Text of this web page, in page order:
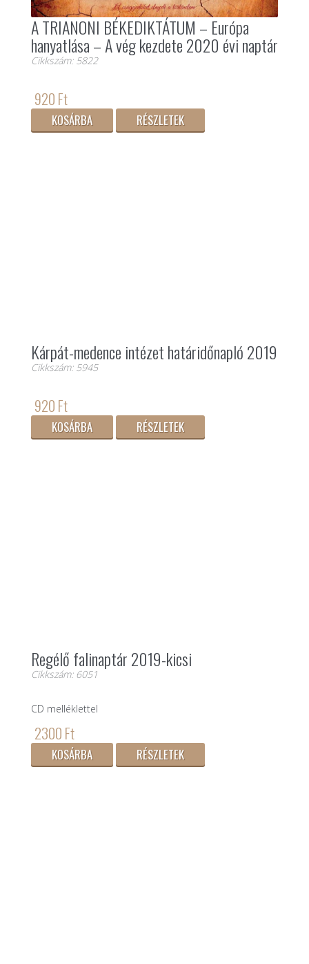
A TRIANONI BÉKEDIKTÁTUM – Európa
hanyatlása – A vég kezdete 2020 évi naptár
Cikkszám: 5822
920 Ft
KOSÁRBA RÉSZLETEK
Kárpát-medence intézet határidőnapló 2019
Cikkszám: 5945
920 Ft
KOSÁRBA RÉSZLETEK
Regélő falinaptár 2019-kicsi
Cikkszám: 6051
CD melléklettel
2300 Ft
KOSÁRBA RÉSZLETEK